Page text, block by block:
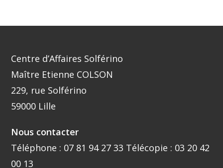
Centre d’Affaires Solférino
Maître Etienne COLSON
229, rue Solférino
59000 Lille
Nous contacter
Téléphone : 07 81 94 27 33 Télécopie : 03 20 42
00 13